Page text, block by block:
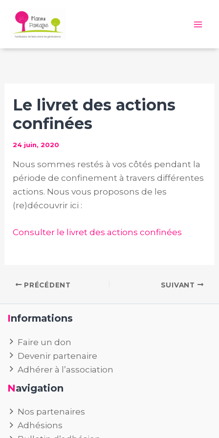
contenu
Le livret des actions
confinées
24 juin, 2020
Nous sommes restés à vos côtés pendant la
période de confinement à travers différentes
actions. Nous vous proposons de les
(re)découvrir ici :
Consulter le livret des actions confinées
PRÉCÉDENT SUIVANT
Informations
Faire un don
Devenir partenaire
Adhérer à l’association
Navigation
Nos partenaires
Adhésions